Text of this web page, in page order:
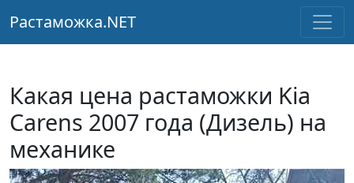
Растаможка.NET
Какая цена растаможки Kia
Carens 2007 года (Дизель) на
механике